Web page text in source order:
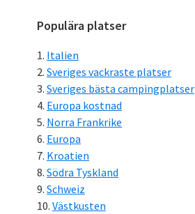
Primärt
sidofält
Populära platser
Italien
Sveriges vackraste platser
Sveriges bästa campingplatser
Europa kostnad
Norra Frankrike
Europa
Kroatien
Södra Tyskland
Schweiz
Västkusten